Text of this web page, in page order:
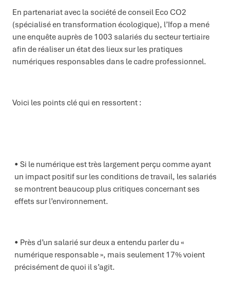
En partenariat avec la société de conseil Eco CO2
(spécialisé en transformation écologique), l’Ifop a mené
une enquête auprès de 1003 salariés du secteur tertiaire
afin de réaliser un état des lieux sur les pratiques
numériques responsables dans le cadre professionnel.
Voici les points clé qui en ressortent :
Si le numérique est très largement perçu comme ayant
un impact positif sur les conditions de travail, les salariés
se montrent beaucoup plus critiques concernant ses
effets sur l’environnement.
Près d’un salarié sur deux a entendu parler du «
numérique responsable », mais seulement 17% voient
précisément de quoi il s’agit.